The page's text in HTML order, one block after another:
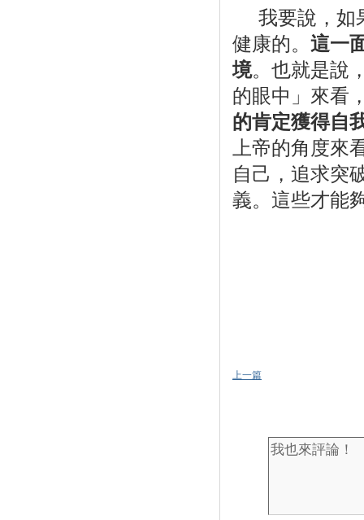
我要說，如
健康的。 這一
境。也就是說
的眼中」來看
的肯定獲得自
上帝的角度來
自己，追求突
義。這些才能
上一篇